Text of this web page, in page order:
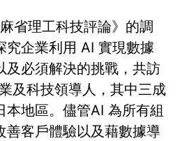
省理工科技評論》的調
究企業利用 AI 實現數據
及必須解決的挑戰，共訪
及科技領導人，其中三成
本地區。儘管AI 為所有組
善客戶體驗以及藉數據導